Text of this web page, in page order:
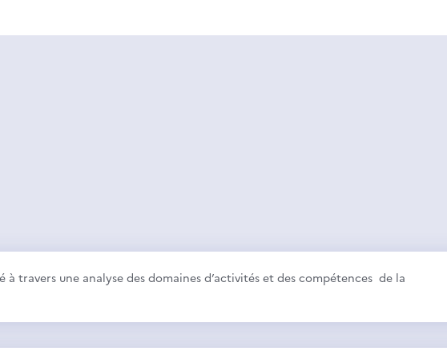
travers une analyse des domaines d’activités et des compétences de la